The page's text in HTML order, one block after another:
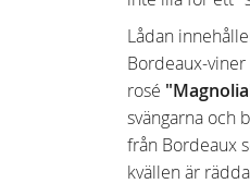
Lådan
Bordeaux-
rosé
svängarna och
från Bordeaux
kvällen är